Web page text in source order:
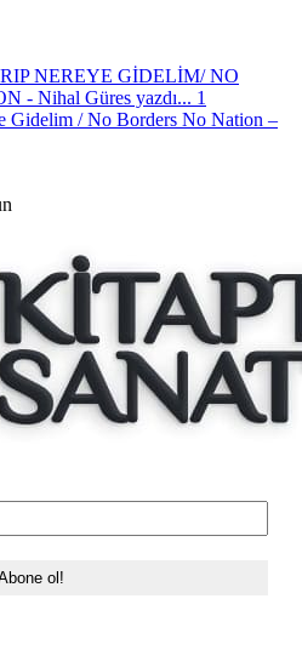
Gidelim / No Borders No Nation –